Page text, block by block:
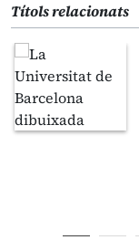
Títols relacionats